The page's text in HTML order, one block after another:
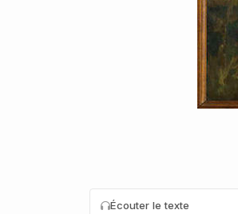
Écouter le texte